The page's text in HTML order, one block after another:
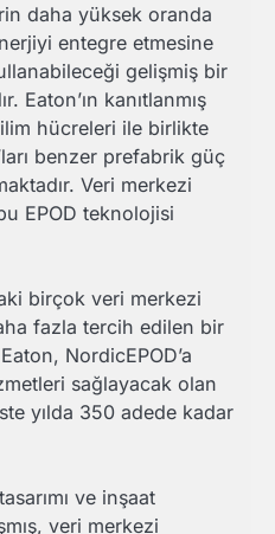
daha yüksek oranda
entegre etmesine
gelişmiş bir
Eaton’ın kanıtlanmış
hücreleri ile birlikte
benzer prefabrik güç
Veri merkezi
EPOD teknolojisi
birçok veri merkezi
fazla tercih edilen bir
NordicEPOD’a
sağlayacak olan
yılda 350 adede kadar
ve inşaat
veri merkezi